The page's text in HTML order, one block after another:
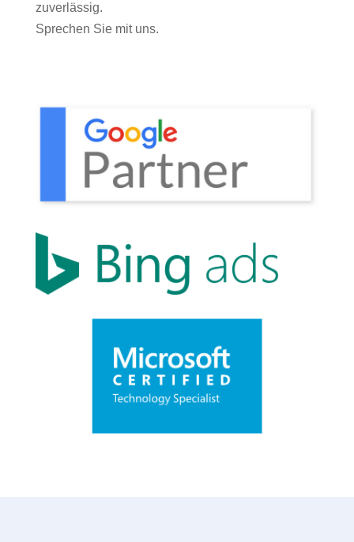
zuverlässig.
Sprechen Sie mit uns.